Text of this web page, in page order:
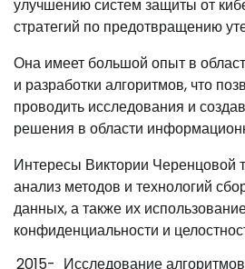
улучшению систем защиты от
стратегий по предотвращению
Она имеет большой опыт в
и разработки алгоритмов, что
проводить исследования и
решения в области
Интересы Виктории Черенцовой
анализ методов и технологий
данных, а также их
конфиденциальности и
2015- Исследование